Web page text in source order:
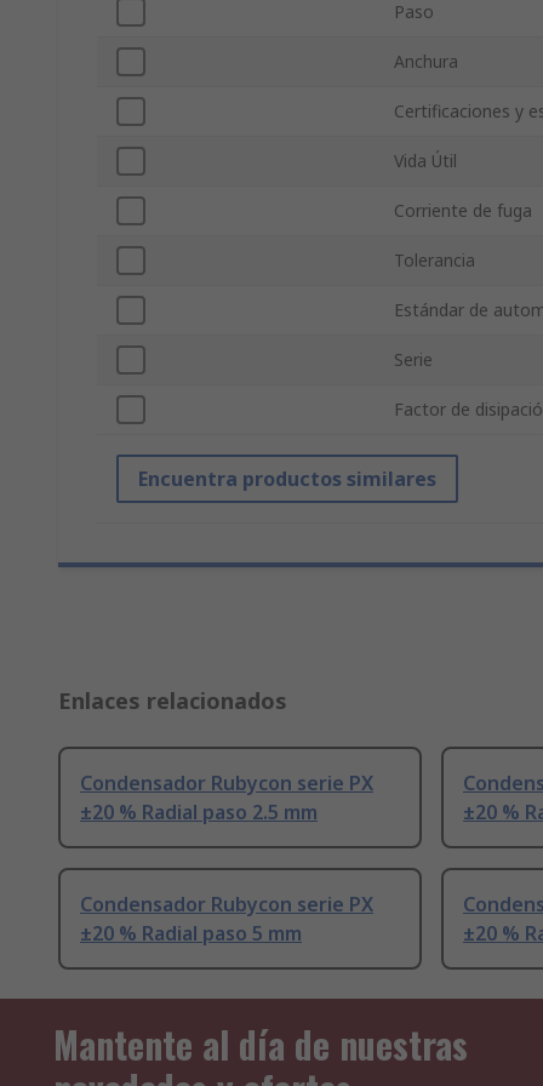
Paso
Anchura
Certificaciones y
Vida Útil
Corriente de fuga
Tolerancia
Estándar de
Serie
Factor de
Encuentra productos similares
Enlaces relacionados
Condensador Rubycon serie PX
±20 % Radial paso 2.5 mm
±20 %
Condensador Rubycon serie PX
±20 % Radial paso 5 mm
±20 %
Mantente al día de nuestras